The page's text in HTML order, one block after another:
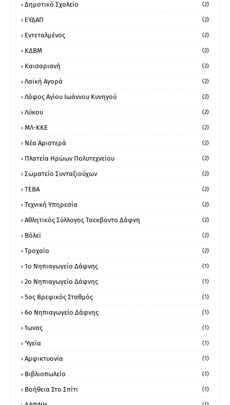
Δημοτικό Σχολείο (2)
ΕΥΔΑΠ (2)
Εντεταλμένος (2)
ΚΔΒΜ (2)
Καισαριανή (2)
Λαϊκή Αγορά (2)
Λόφος Αγίου Ιωάννου Κυνηγού (2)
Λύκου (2)
ΜΛ-ΚΚΕ (2)
Νέα Αριστερά (2)
Πλατεία Ηρώων Πολυτεχνείου (2)
Σωματείο Συνταξιούχων (2)
ΤΕΒΑ (2)
Τεχνική Υπηρεσία (2)
Αθλητικός Σύλλογος Ταεκβοντο Δάφνη (2)
Βόλεϊ (2)
Τροχαίο (2)
1ο Νηπιαγωγείο Δάφνης (1)
2ο Νηπιαγωγείο Δάφνης (1)
5ος Βρεφικός Σταθμός (1)
6ο Νηπιαγωγείο Δάφνης (1)
Ίωνας (1)
Ύγεία (1)
Αμφικτυονία (1)
Βιβλιοπωλείο (1)
Βοήθεια Στο Σπίτι (1)